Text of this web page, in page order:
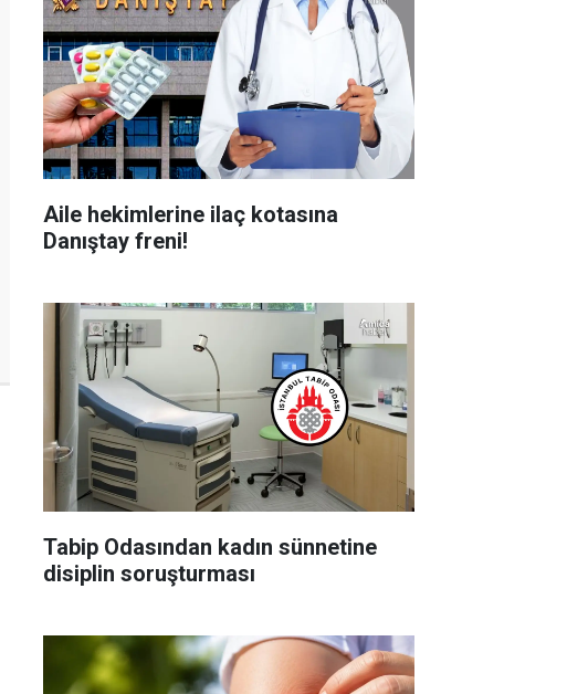
Aile hekimlerine ilaç kotasına
Danıştay freni!
Tabip Odasından kadın sünnetine
disiplin soruşturması